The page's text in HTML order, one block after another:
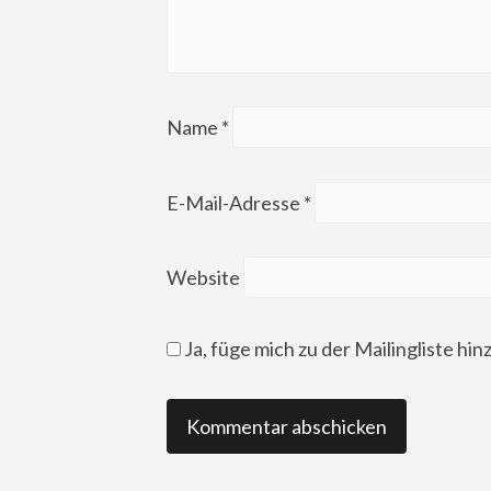
Name *
E-Mail-Adresse *
Website
Ja, füge mich zu der Mailingliste